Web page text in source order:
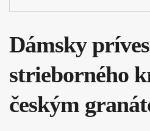
Dámsky
strieborného
českým